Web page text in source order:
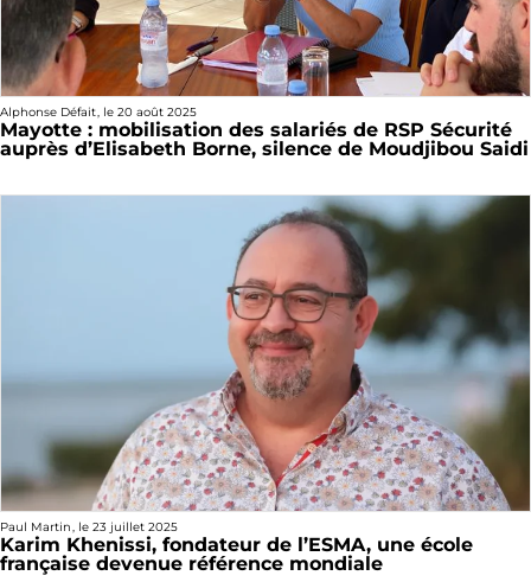
Alphonse Défait, le 20 août 2025
Mayotte : mobilisation des salariés de RSP Sécurité
auprès d’Elisabeth Borne, silence de Moudjibou Saidi
Paul Martin, le 23 juillet 2025
Karim Khenissi, fondateur de l’ESMA, une école
française devenue référence mondiale